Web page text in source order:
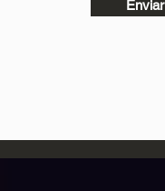
Enviar